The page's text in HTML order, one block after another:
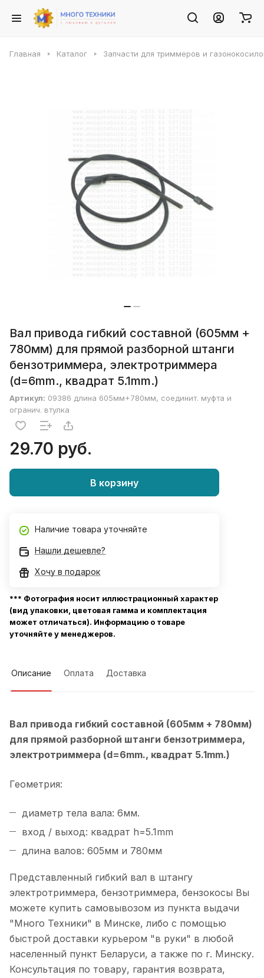
Главная Каталог Запчасти для триммеров и
Вал привода гибкий составной (605мм +
780мм) для прямой разборной штанги
бензотриммера, электротриммера
(d=6mm., квадрат 5.1mm.)
Артикул: 09386 длина 605мм+780мм, соединит. муфта и
огранич. втулка
29.70 руб.
В корзину
Наличие товара уточняйте
Нашли дешевле?
Хочу в подарок
*** Фотография носит иллюстрационный характер
(вид упаковки, цветовая гамма и комплектация
может отличаться). Информацию о товаре
уточняйте у менеджеров.
Описание Оплата Доставка
Вал привода гибкий составной (605мм + 780мм)
для прямой разборной штанги бензотриммера,
электротриммера (d=6mm., квадрат 5.1mm.)
Геометрия:
диаметр тела вала: 6мм.
вход / выход: квадрат h=5.1mm
длина валов: 605мм и 780мм
Представленный гибкий вал в штангу
электротриммера, бензотриммера, бензокосы Вы
можете купить самовывозом из пункта выдачи
"Много Техники" в Минске, либо с помощью
быстрой доставки курьером "в руки" в любой
населенный пункт Беларуси, а также по г. Минску.
Консультация по товару, гарантия возврата,